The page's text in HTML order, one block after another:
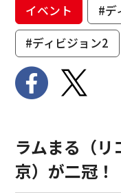
イベント
#デ
#ディビジョン2
ラムまる（リ
京）が二冠！